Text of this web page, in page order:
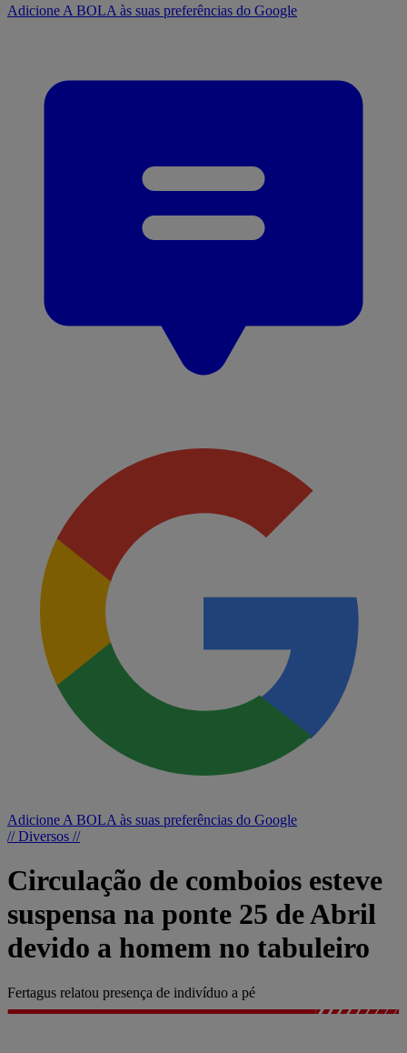
Adicione A BOLA às suas preferências do Google
Adicione A BOLA às suas preferências do Google
// Diversos //
Circulação de comboios esteve
suspensa na ponte 25 de Abril
devido a homem no tabuleiro
Fertagus relatou presença de indivíduo a pé